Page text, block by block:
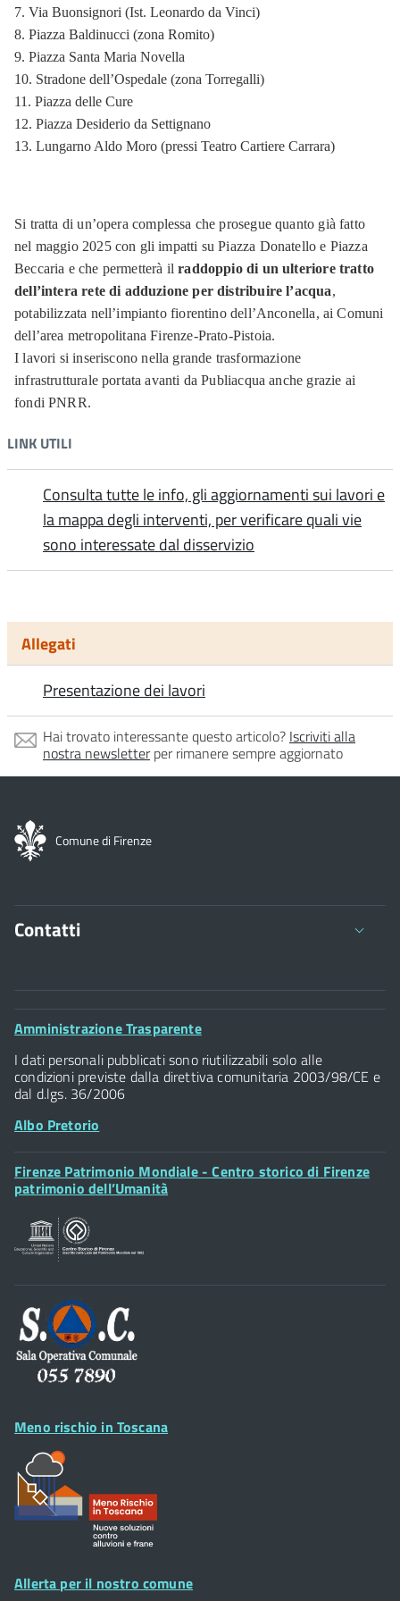
Via Buonsignori (Ist. Leonardo da Vinci)
Piazza Baldinucci (zona Romito)
Piazza Santa Maria Novella
Stradone dell’Ospedale (zona Torregalli)
Piazza delle Cure
Piazza Desiderio da Settignano
Lungarno Aldo Moro (pressi Teatro Cartiere Carrara)
Si tratta di un’opera complessa che prosegue quanto già fatto
nel maggio 2025 con gli impatti su Piazza Donatello e Piazza
Beccaria e che permetterà ilraddoppio di un ulteriore tratto
dell’intera rete di adduzione per distribuire l’acqua,
potabilizzata nell’impianto fiorentino dell’Anconella, ai Comuni
dell’area metropolitana Firenze-Prato-Pistoia.
I lavori si inseriscono nella grande trasformazione
infrastrutturale portata avanti da Publiacqua anche grazie ai
fondi PNRR.
LINK UTILI
Consulta tutte le info, gli aggiornamenti sui lavori e
la mappa degli interventi, per verificare quali vie
sono interessate dal disservizio
Allegati
Presentazione dei lavori
Hai trovato interessante questo articolo? Iscriviti alla
nostra newsletterper rimanere sempre aggiornato
Comune di Firenze
Contatti
Comune di Firenze
Palazzo Vecchio
Piazza della Signoria - 50122, Firenze
Posta Elettronica Certificata
Footer
Amministrazione Trasparente
I dati personali pubblicati sono riutilizzabili solo alle
condizioni previste dalla direttiva comunitaria 2003/98/CE e
dal d.lgs. 36/2006
Albo Pretorio
Footer
Widget
Firenze Patrimonio Mondiale - Centro storico di Firenze
patrimonio dell’Umanità
Footer
Widget
Meno rischio in Toscana
Allerta per il nostro comune